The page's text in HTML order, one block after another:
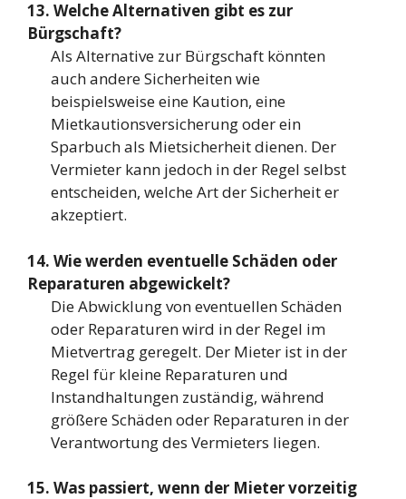
13. Welche Alternativen gibt es zur
Bürgschaft?
Als Alternative zur Bürgschaft könnten
auch andere Sicherheiten wie
beispielsweise eine Kaution, eine
Mietkautionsversicherung oder ein
Sparbuch als Mietsicherheit dienen. Der
Vermieter kann jedoch in der Regel selbst
entscheiden, welche Art der Sicherheit er
akzeptiert.
14. Wie werden eventuelle Schäden oder
Reparaturen abgewickelt?
Die Abwicklung von eventuellen Schäden
oder Reparaturen wird in der Regel im
Mietvertrag geregelt. Der Mieter ist in der
Regel für kleine Reparaturen und
Instandhaltungen zuständig, während
größere Schäden oder Reparaturen in der
Verantwortung des Vermieters liegen.
15. Was passiert, wenn der Mieter vorzeitig